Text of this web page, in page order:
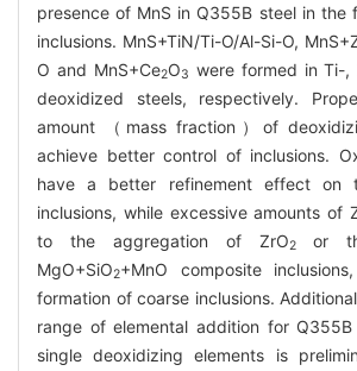
presence of MnS in Q355B steel in the
inclusions. MnS+TiN/Ti-O/Al-Si-O,
O and MnS+Ce2O3 were formed in Ti-
deoxidized steels, respectively.
amount （mass fraction）of
achieve better control of inclusions.
have a better refinement effect on
inclusions, while excessive amounts of
to the aggregation of ZrO2or
MgO+SiO2+MnO composite
formation of coarse inclusions.
range of elemental addition for
single deoxidizing elements is